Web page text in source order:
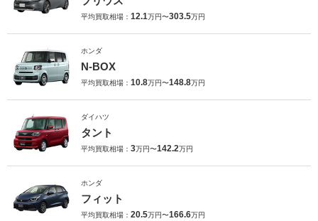
平均買取相場： 12.1万円〜303.5万円
ホンダ
N-BOX
平均買取相場： 10.8万円〜148.8万円
ダイハツ
タント
平均買取相場： 3万円〜142.2万円
ホンダ
フィット
平均買取相場： 20.5万円〜166.6万円